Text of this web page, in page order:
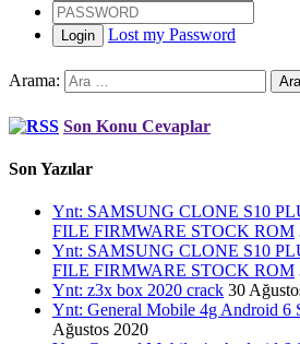
Login Lost my Password
Arama:
Son Konu Cevaplar
Son Yazılar
Ynt: SAMSUNG CLONE S10
FILE FIRMWARE STOCK ROM
Ynt: SAMSUNG CLONE S10
FILE FIRMWARE STOCK ROM
Ynt: z3x box 2020 crack 30
Ynt: General Mobile 4g Android 6
Ağustos 2020